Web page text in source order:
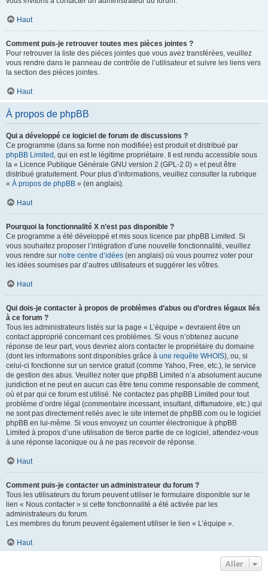
Haut
Comment puis-je retrouver toutes mes pièces jointes ?
Pour retrouver la liste des pièces jointes que vous avez transférées, veuillez
vous rendre dans le panneau de contrôle de l’utilisateur et suivre les liens vers
la section des pièces jointes.
Haut
À propos de phpBB
Qui a développé ce logiciel de forum de discussions ?
Ce programme (dans sa forme non modifiée) est produit et distribué par
phpBB Limited , qui en est le légitime propriétaire. Il est rendu accessible sous
la « Licence Publique Générale GNU version 2 (GPL-2.0) » et peut être
distribué gratuitement. Pour plus d’informations, veuillez consulter la rubrique
« À propos de phpBB » (en anglais).
Haut
Pourquoi la fonctionnalité X n’est pas disponible ?
Ce programme a été développé et mis sous licence par phpBB Limited. Si
vous souhaitez proposer l’intégration d’une nouvelle fonctionnalité, veuillez
vous rendre sur notre centre d’idées (en anglais) où vous pourrez voter pour
les idées soumises par d’autres utilisateurs et suggérer les vôtres.
Haut
Qui dois-je contacter à propos de problèmes d’abus ou d’ordres légaux liés
à ce forum ?
Tous les administrateurs listés sur la page « L’équipe » devraient être un
contact approprié concernant ces problèmes. Si vous n’obtenez aucune
réponse de leur part, vous devriez alors contacter le propriétaire du domaine
(dont les informations sont disponibles grâce à une requête WHOIS), ou, si
celui-ci fonctionne sur un service gratuit (comme Yahoo, Free, etc.), le service
de gestion des abus. Veuillez noter que phpBB Limited n’a absolument aucune
juridiction et ne peut en aucun cas être tenu comme responsable de comment,
où et par qui ce forum est utilisé. Ne contactez pas phpBB Limited pour tout
problème d’ordre légal (commentaire incessant, insultant, diffamatoire, etc.) qui
ne sont pas directement reliés avec le site internet de phpBB.com ou le logiciel
phpBB en lui-même. Si vous envoyez un courrier électronique à phpBB
Limited à propos d’une utilisation de tierce partie de ce logiciel, attendez-vous
à une réponse laconique ou à ne pas recevoir de réponse.
Haut
Comment puis-je contacter un administrateur du forum ?
Tous les utilisateurs du forum peuvent utiliser le formulaire disponible sur le
lien « Nous contacter » si cette fonctionnalité a été activée par les
administrateurs du forum.
Les membres du forum peuvent également utiliser le lien « L’équipe ».
Haut
Aller